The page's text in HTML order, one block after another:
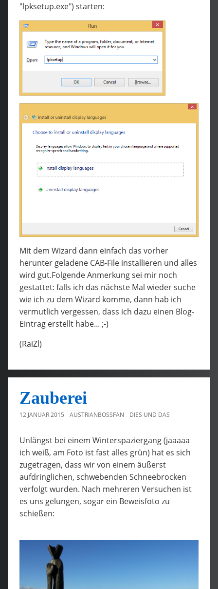
"lpksetup.exe") starten:
Mit dem Wizard dann einfach das vorher
herunter geladene CAB-File installieren und alles
wird gut.Folgende Anmerkung sei mir noch
gestattet: falls ich das nächste Mal wieder suche
wie ich zu dem Wizard komme, dann hab ich
vermutlich vergessen, dass ich dazu einen Blog-
Eintrag erstellt habe... ;-)
(RaiZl)
Zauberei
12 JANUAR 2015 AUSTRIANBOSSFAN DIES UND DAS
Unlängst bei einem Winterspaziergang (jaaaaa
ich weiß, am Foto ist fast alles grün) hat es sich
zugetragen, dass wir von einem äußerst
aufdringlichen, schwebenden Schneebrocken
verfolgt wurden. Nach mehreren Versuchen ist
es uns gelungen, sogar ein Beweisfoto zu
schießen: